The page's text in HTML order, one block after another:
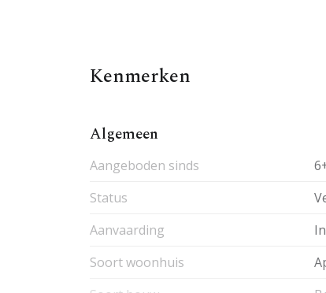
Kenmerken
Algemeen
Aangeboden sinds
Status
Aanvaarding
Soort woonhuis